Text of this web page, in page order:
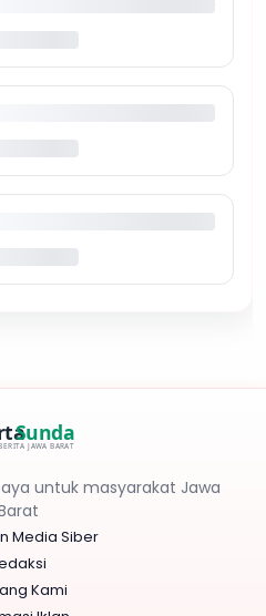
Sunda
JAWA BARAT
untuk masyarakat Jawa
Media Siber
Kami